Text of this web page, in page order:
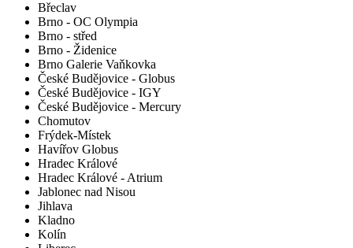
Břeclav
Brno - OC Olympia
Brno - střed
Brno - Židenice
Brno Galerie Vaňkovka
České Budějovice - Globus
České Budějovice - IGY
České Budějovice - Mercury
Chomutov
Frýdek-Místek
Havířov Globus
Hradec Králové
Hradec Králové - Atrium
Jablonec nad Nisou
Jihlava
Kladno
Kolín